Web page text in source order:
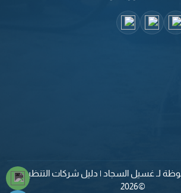
لـ غسيل السجاد | دليل شركات التنظيف
©2026